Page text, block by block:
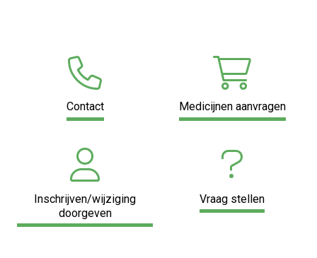
Contact Medicijnen aanvragen
Inschrijven/wijziging
doorgeven
Vraag stellen